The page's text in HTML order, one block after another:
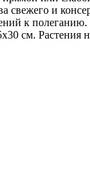
свежего и
к полеганию.
см. Растения